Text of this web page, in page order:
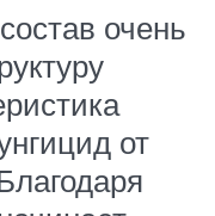
очень
от